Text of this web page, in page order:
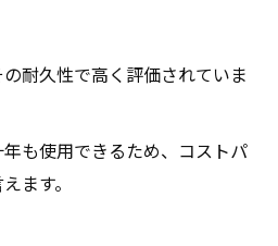
耐久性で高く評価されていま
も使用できるため、コストパ
ます。